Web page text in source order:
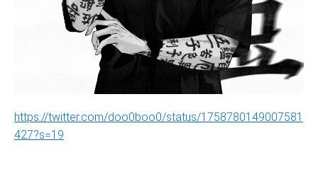
https://twitter.com/doo0boo0/status/1758780149007581
427?s=19